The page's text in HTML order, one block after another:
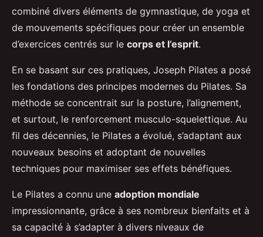
combiné divers éléments de gymnastique, de yoga et
de mouvements spécifiques pour créer un ensemble
d’exercices centrés sur le corps et l’esprit.
En se basant sur ces pratiques, Joseph Pilates a posé
les fondations des principes modernes du Pilates. Sa
méthode se concentrait sur la posture, l’alignement,
et surtout, le renforcement musculo-squelettique. Au
fil des décennies, le Pilates a évolué, s’adaptant aux
nouveaux besoins et adoptant de nouvelles
techniques pour maximiser ses effets bénéfiques.
Le Pilates a connu une adoption mondiale
impressionnante, grâce à ses nombreux bienfaits et à
sa capacité à s’adapter à divers niveaux de